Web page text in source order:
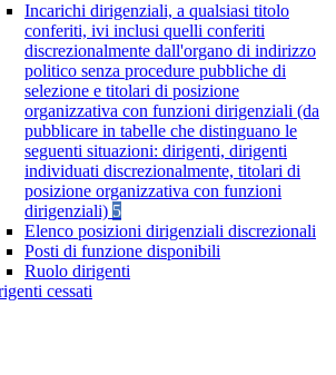
Incarichi dirigenziali, a qualsiasi titolo
conferiti, ivi inclusi quelli conferiti
discrezionalmente dall'organo di indirizzo
politico senza procedure pubbliche di
selezione e titolari di posizione
organizzativa con funzioni dirigenziali (da
pubblicare in tabelle che distinguano le
seguenti situazioni: dirigenti, dirigenti
individuati discrezionalmente, titolari di
posizione organizzativa con funzioni
dirigenziali) 5
Elenco posizioni dirigenziali discrezionali
Posti di funzione disponibili
Ruolo dirigenti
cessati